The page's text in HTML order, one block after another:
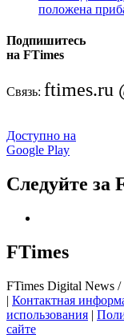
положена
Подпишитесь
на FTimes
Связь: ftimes.ru
Доступно на
Google Play
Следуйте за
FTimes
FTimes Digital News
| Контактная
использования |
сайте